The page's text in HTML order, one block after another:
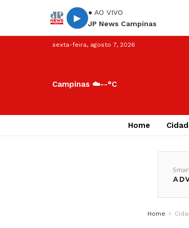
▶
● AO VIVO
JP News Campinas
sexta-feira, agosto 7, 2026
Campinas ☁️--°C
Home
Home